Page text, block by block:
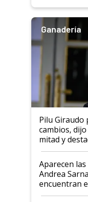
Ganadería
Pilu Giraudo
cambios,
mitad y
ser "para
mandato
nacional"
Aparecen
Andrea
encuentran
cómo